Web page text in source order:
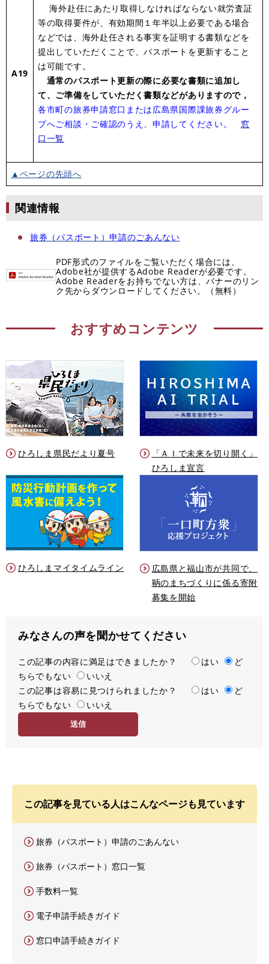
A19
海外赴任にあたり取得しなければならない就労査証
等の取得要件が、有効期間１年半以上必要である場合
などでは、海外赴任される事実を証明する書類などを
提出していただくことで、パスポートを更新すること
は可能です。
通常のパスポート更新の際に必要な書類に追加し
て、ご準備をしていただく書類などがありますので，
各市町の旅券申請窓口または広島県国際課旅券グルー
プへご相談・ご確認のうえ、申請してください。
窓
口一覧
▲ページの先頭へ
関連情報
旅券（パスポート）申請のごあんない
PDF形式のファイルをご覧いただく場合には、
Adobe社が提供するAdobe Readerが必要です。
Adobe Readerをお持ちでない方は、バナーのリン
ク先からダウンロードしてください。（無料）
おすすめコンテンツ
ひろしま県民だより夏号
「ＡＩで未来を切り開く」
ひろしま宣言
ひろしまマイタイムライン
広島県と福山市が共同で、
鞆のまちづくりに係る寄附
募集を開始
みなさんの声を聞かせてください
満
足
度
この記事の内容に満足はできましたか？ はい
ど
ちらでもない
いいえ
容
易
この記事は容易に見つけられましたか？ はい
ど
ちらでもない
いいえ
この記事を見ている人はこんなページも見ています
旅券（パスポート）申請のごあんない
旅券（パスポート）窓口一覧
手数料一覧
電子申請手続きガイド
窓口申請手続きガイド